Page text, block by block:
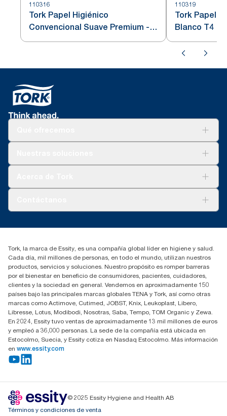
110316
Tork Papel Higiénico
Convencional Suave Premium - 3
Capas
110319
Tork Papel
Blanco T4
91 657 84 00
Tork, la marca de Essity, es una compañía global líder en higiene y salud.
Cada día, mil millones de personas, en todo el mundo, utilizan nuestros
productos, servicios y soluciones. Nuestro propósito es romper barreras
por el bienestar en beneficio de consumidores, pacientes, cuidadores,
clientes y la sociedad en general. Vendemos en aproximadamente 150
países bajo las principales marcas globales TENA y Tork, así como otras
marcas como Actimove, Cutimed, JOBST, Knix, Leukoplast, Libero,
Libresse, Lotus, Modibodi, Nosotras, Saba, Tempo, TOM Organic y Zewa.
En 2024, Essity tuvo ventas de aproximadamente 13 mil millones de euros
y empleó a 36,000 personas. La sede de la compañía está ubicada en
Estocolmo, Suecia, y Essity cotiza en Nasdaq Estocolmo. Más información
en www.essity.com
© 2025 Essity Hygiene and Health AB
Términos y condiciones de venta